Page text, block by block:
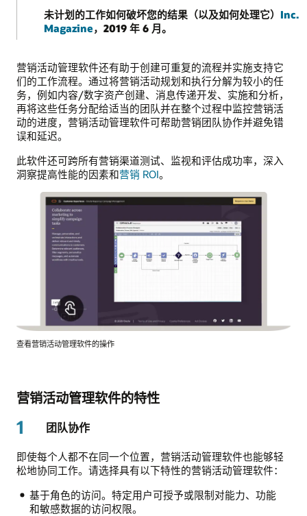
未计划的工作如何破坏您的结果（以及如何处理它） Inc.
Magazine，2019 年 6 月。
营销活动管理软件还有助于创建可重复的流程并实施支持它
们的工作流程。通过将营销活动规划和执行分解为较小的任
务，例如内容/数字资产创建、消息传递开发、实施和分析，
再将这些任务分配给适当的团队并在整个过程中监控营销活
动的进度，营销活动管理软件可帮助营销团队协作并避免错
误和延迟。
此软件还可跨所有营销渠道测试、监视和评估成功率，深入
洞察提高性能的因素和营销 ROI。
查看营销活动管理软件的操作
营销活动管理软件的特性
1 团队协作
即使每个人都不在同一个位置，营销活动管理软件也能够轻
松地协同工作。请选择具有以下特性的营销活动管理软件：
基于角色的访问。特定用户可授予或限制对能力、功能
和敏感数据的访问权限。